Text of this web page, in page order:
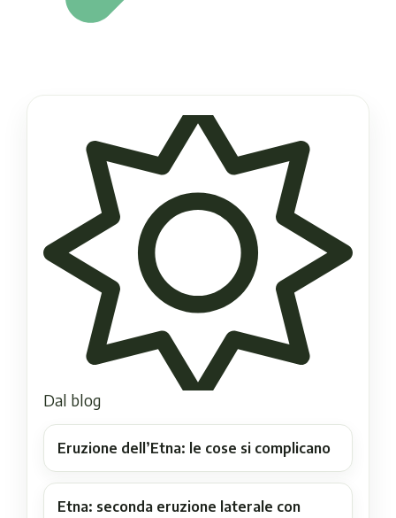
Dal blog
Eruzione dell’Etna: le cose si complicano
Etna: seconda eruzione laterale con